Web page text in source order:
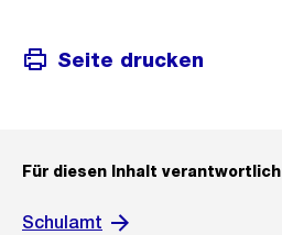
Seite drucken
Für diesen Inhalt verantwortlich
Schulamt